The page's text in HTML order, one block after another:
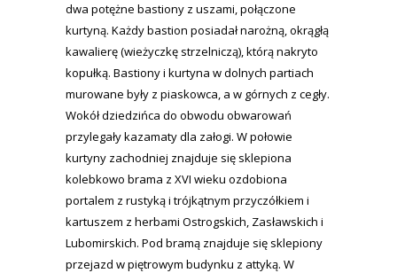
dwa potężne bastiony z uszami, połączone
kurtyną. Każdy bastion posiadał narożną, okrągłą
kawalierę (wieżyczkę strzelniczą), którą nakryto
kopułką. Bastiony i kurtyna w dolnych partiach
murowane były z piaskowca, a w górnych z cegły.
Wokół dziedzińca do obwodu obwarowań
przylegały kazamaty dla załogi. W połowie
kurtyny zachodniej znajduje się sklepiona
kolebkowo brama z XVI wieku ozdobiona
portalem z rustyką i trójkątnym przyczółkiem i
kartuszem z herbami Ostrogskich, Zasławskich i
Lubomirskich. Pod bramą znajduje się sklepiony
przejazd w piętrowym budynku z attyką. W